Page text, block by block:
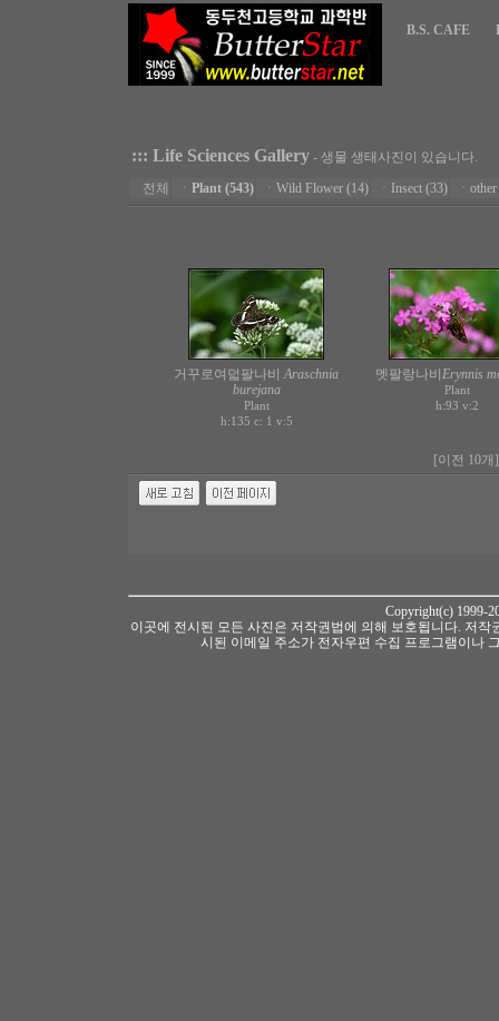
B.S. CAFE
::: Life Sciences Gallery - 생물 생태사진이 있습니다.
전체
ㆍ Plant (543) ㆍ Wild Flower (14) ㆍ Insect (33) ㆍ
거꾸로여덟팔나비 Araschnia
burejana
Plant
h:135 c: 1 v:5
멧팔랑나비 Erynnis
Plant
h:93 v:2
[이전 10개]
Copyright(c) 1999-
이곳에 전시된 모든 사진은 저작권법에 의해 보호됩니다. 저
시된 이메일 주소가 전자우편 수집 프로그램이나